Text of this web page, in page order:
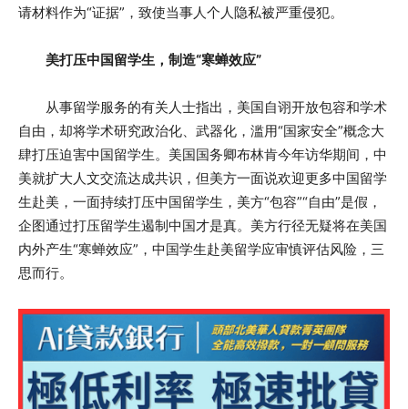
请材料作为“证据”，致使当事人个人隐私被严重侵犯。
美打压中国留学生，制造“寒蝉效应”
从事留学服务的有关人士指出，美国自诩开放包容和学术
自由，却将学术研究政治化、武器化，滥用“国家安全”概念大
肆打压迫害中国留学生。美国国务卿布林肯今年访华期间，中
美就扩大人文交流达成共识，但美方一面说欢迎更多中国留学
生赴美，一面持续打压中国留学生，美方“包容”“自由”是假，
企图通过打压留学生遏制中国才是真。美方行径无疑将在美国
内外产生“寒蝉效应”，中国学生赴美留学应审慎评估风险，三
思而行。